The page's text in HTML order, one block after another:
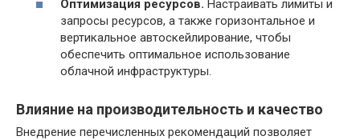
Оптимизация ресурсов. Настраивать лимиты и
запросы ресурсов, а также горизонтальное и
вертикальное автоскейлирование, чтобы
обеспечить оптимальное использование
облачной инфраструктуры.
Влияние на производительность и качество
Внедрение перечисленных рекомендаций позволяет